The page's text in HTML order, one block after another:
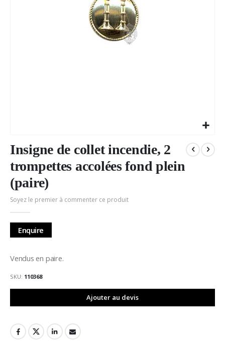
au
début
de
la
Galerie
d’images
Insigne de collet incendie, 2
trompettes accolées fond plein
(paire)
Soyez le premier à commenter ce produit
Enquire
Vendus en paire.
SKU 110368
Ajouter au devis